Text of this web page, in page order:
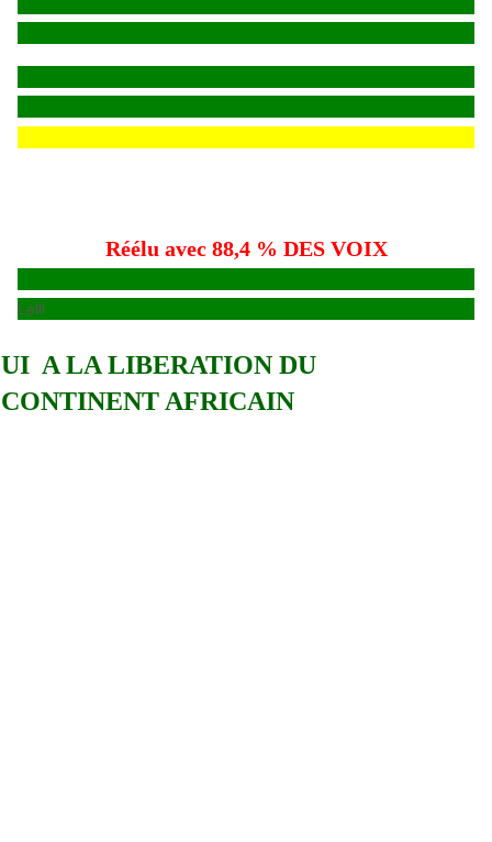
Réélu avec 88,4 % DES VOIX
Lelll
A LA LIBERATION DU
CONTINENT AFRICAIN